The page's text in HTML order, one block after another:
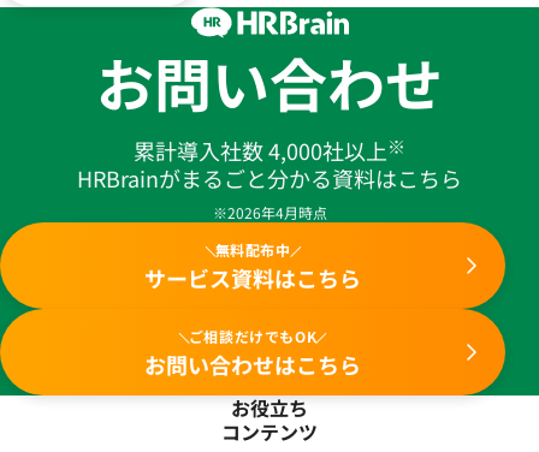
お問い合わせ
累計導入社数 4,000社以上※
HRBrainがまるごと分かる資料はこちら
※2026年4月時点
無料配布中
サービス資料はこちら
ご相談だけでもOK
お問い合わせはこちら
お役立ち
コンテンツ